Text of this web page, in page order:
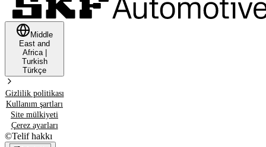
Middle
East and
Africa|
Turkish
Türkçe
Gizlilik politikası
Kullanım şartları
Site mülkiyeti
Çerez ayarları
©Telif hakkı